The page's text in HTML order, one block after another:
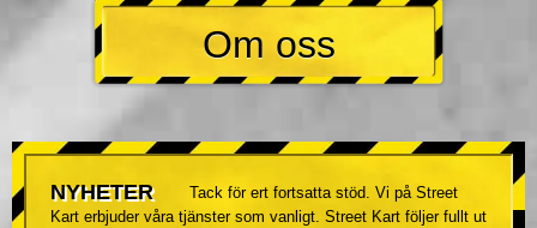
Om oss
NYHETER
Tack för ert fortsatta stöd. Vi på Street
Kart erbjuder våra tjänster som vanligt. Street Kart följer fullt ut